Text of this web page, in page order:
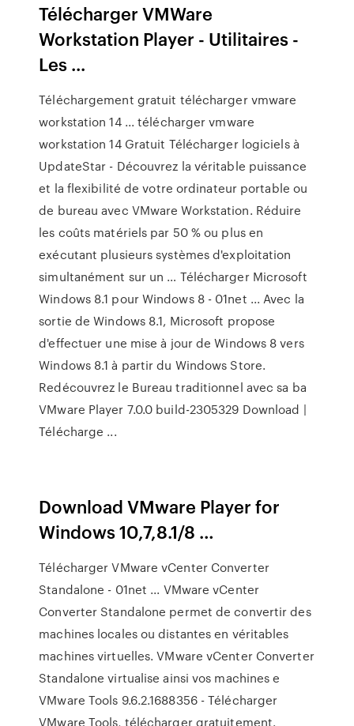
Télécharger VMWare
Workstation Player - Utilitaires -
Les ...
Téléchargement gratuit télécharger vmware
workstation 14 ... télécharger vmware
workstation 14 Gratuit Télécharger logiciels à
UpdateStar - Découvrez la véritable puissance
et la flexibilité de votre ordinateur portable ou
de bureau avec VMware Workstation. Réduire
les coûts matériels par 50 % ou plus en
exécutant plusieurs systèmes d'exploitation
simultanément sur un … Télécharger Microsoft
Windows 8.1 pour Windows 8 - 01net ... Avec la
sortie de Windows 8.1, Microsoft propose
d'effectuer une mise à jour de Windows 8 vers
Windows 8.1 à partir du Windows Store.
Redécouvrez le Bureau traditionnel avec sa ba
VMware Player 7.0.0 build-2305329 Download |
Télécharge ...
Download VMware Player for
Windows 10,7,8.1/8 …
Télécharger VMware vCenter Converter
Standalone - 01net ... VMware vCenter
Converter Standalone permet de convertir des
machines locales ou distantes en véritables
machines virtuelles. VMware vCenter Converter
Standalone virtualise ainsi vos machines e
VMware Tools 9.6.2.1688356 - Télécharger
VMware Tools, télécharger gratuitement.